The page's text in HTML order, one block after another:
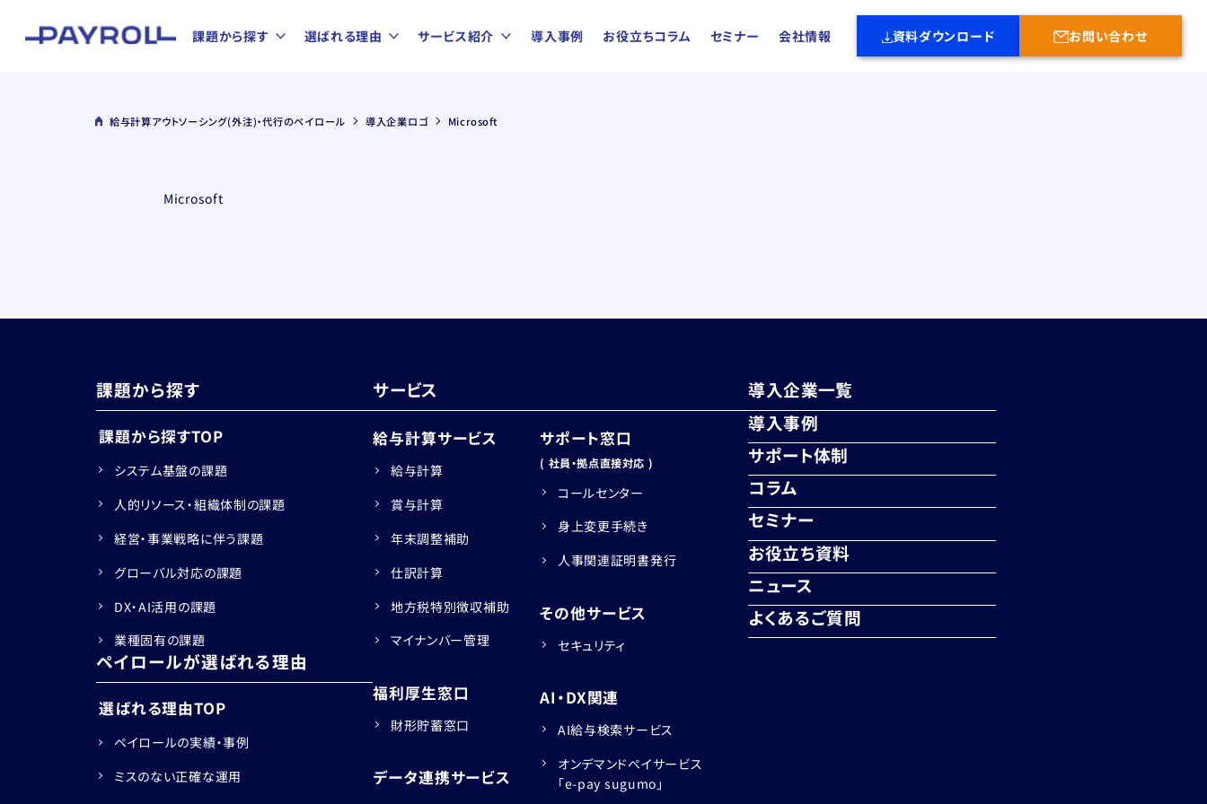
課題から探す 選ばれる理由 サービス紹介 導入事例 お役立ちコラム セミナー 会社情報 資料ダウンロード お問い合わせ
給与計算アウトソーシング(外注)・代行のペイロール 導入企業ロゴ Microsoft
Microsoft
課題から探す
課題から探すTOP
システム基盤の課題
人的リソース・組織体制の課題
経営・事業戦略に伴う課題
グローバル対応の課題
DX・AI活用の課題
業種固有の課題
ペイロールが選ばれる理由
選ばれる理由TOP
ペイロールの実績・事例
ミスのない正確な運用
サービス
給与計算サービス
給与計算
賞与計算
年末調整補助
仕訳計算
地方税特別徴収補助
マイナンバー管理
福利厚生窓口
財形貯蓄窓口
データ連携サービス
サポート窓口
( 社員・拠点直接対応 )
コールセンター
身上変更手続き
人事関連証明書発行
その他サービス
セキュリティ
AI・DX関連
AI給与検索サービス
オンデマンドペイサービス
「e-pay sugumo」
導入企業一覧
導入事例
サポート体制
コラム
セミナー
お役立ち資料
ニュース
よくあるご質問